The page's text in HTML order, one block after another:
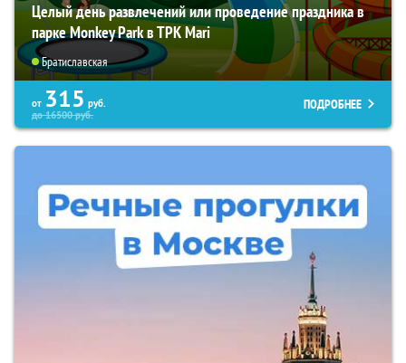
Целый день развлечений или проведение праздника в
парке Monkey Park в ТРК Mari
Братиславская
от 315 руб.
до16500руб.
ПОДРОБНЕЕ